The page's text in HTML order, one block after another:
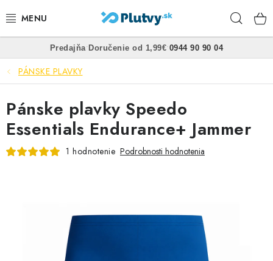
na
PLÁVANIE
ŠNORCHLOVANIE
FREEDIVING
SPEARFISHING
Predajňa• Doručenie od 1,99€• 0944 90 90 04
PÁNSKE PLAVKY
Pánske plavky Speedo
Essentials Endurance+ Jammer
1 hodnotenie Podrobnosti hodnotenia